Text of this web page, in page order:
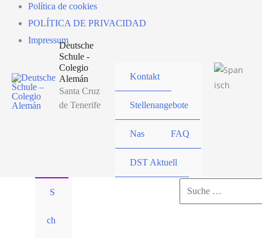
Política de cookies
POLÍTICA DE PRIVACIDAD
Impressum
Deutsche
Schule -
Colegio
Alemán
Santa Cruz
de Tenerife
Kontakt
Stellenangebote
Nas FAQ
DST Aktuell
S
ch
Suchen